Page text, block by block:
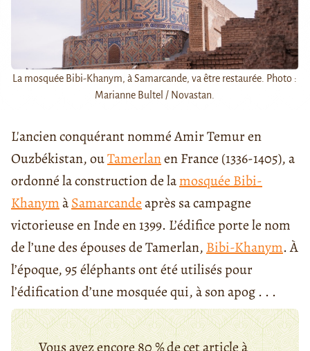
La mosquée Bibi-Khanym, à Samarcande, va être restaurée. Photo :
Marianne Bultel / Novastan.
L'ancien conquérant nommé Amir Temur en
Ouzbékistan, ouTamerlanen France (1336-1405), a
ordonné la construction de lamosquée Bibi-
KhanymàSamarcandeaprès sa campagne
victorieuse en Inde en 1399. L’édifice porte le nom
de l’une des épouses de Tamerlan, Bibi-Khanym. À
l’époque, 95 éléphants ont été utilisés pour
l’édification d’une mosquée qui, à son apog . . .